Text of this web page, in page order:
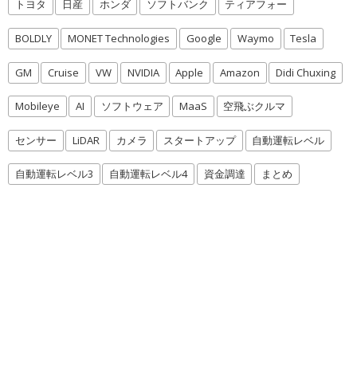
トヨタ 日産 ホンダ ソフトバンク ティアフォー
BOLDLY MONET Technologies Google Waymo Tesla
GM Cruise VW NVIDIA Apple Amazon Didi Chuxing
Mobileye AI ソフトウェア MaaS 空飛ぶクルマ
センサー LiDAR カメラ スタートアップ 自動運転レベル
自動運転レベル3 自動運転レベル4 資金調達 まとめ